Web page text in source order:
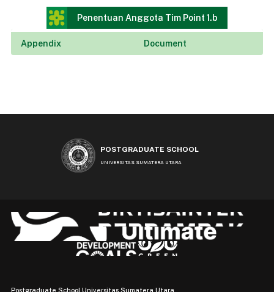
Penentuan Anggota Tim Point 1.b
Appendix Document
POSTGRADUATE SCHOOL
UNIVERSITAS SUMATERA UTARA
Postgraduate School Universitas Sumatera Utara